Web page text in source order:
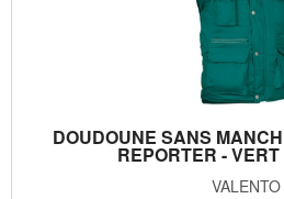
DOUDOUNE SANS
REPORTER -
VALENTO